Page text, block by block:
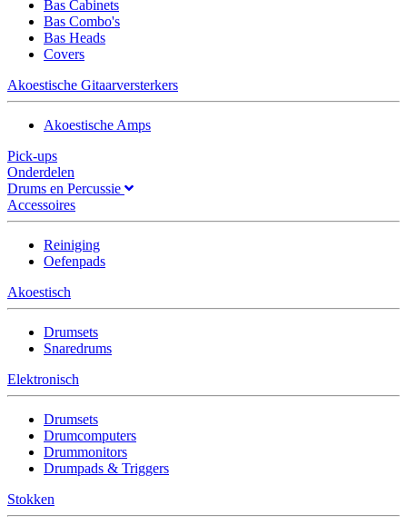
Bas Cabinets
Bas Combo's
Bas Heads
Covers
Akoestische Gitaarversterkers
Akoestische Amps
Pick-ups
Onderdelen
Drums en Percussie
Accessoires
Reiniging
Oefenpads
Akoestisch
Drumsets
Snaredrums
Elektronisch
Drumsets
Drumcomputers
Drummonitors
Drumpads & Triggers
Stokken